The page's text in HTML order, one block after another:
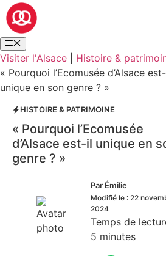
Visiter l'Alsace Histoire &
« Pourquoi l’Ecomusée d’Alsace
unique en son genre ? »
HISTOIRE & PATRIMOINE
« Pourquoi l’Ecomusée
d’Alsace est-il unique en
genre ? »
Par Émilie
Modifié le : 22
2024
Temps de
5 minutes